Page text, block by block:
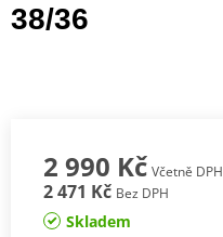
38/36
2 990 Kč Včetně DPH
2 471 Kč Bez DPH
Skladem